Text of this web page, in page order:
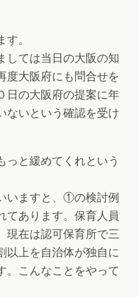
。
ては当日の大阪の知
度大阪府にも問合せを
日の大阪府の提案に年
ないという確認を受け
と緩めてくれという
いますと、①の検討例
てあります。保育人員
現在は認可保育所で三
以上を自治体が独自に
。こんなことをやって